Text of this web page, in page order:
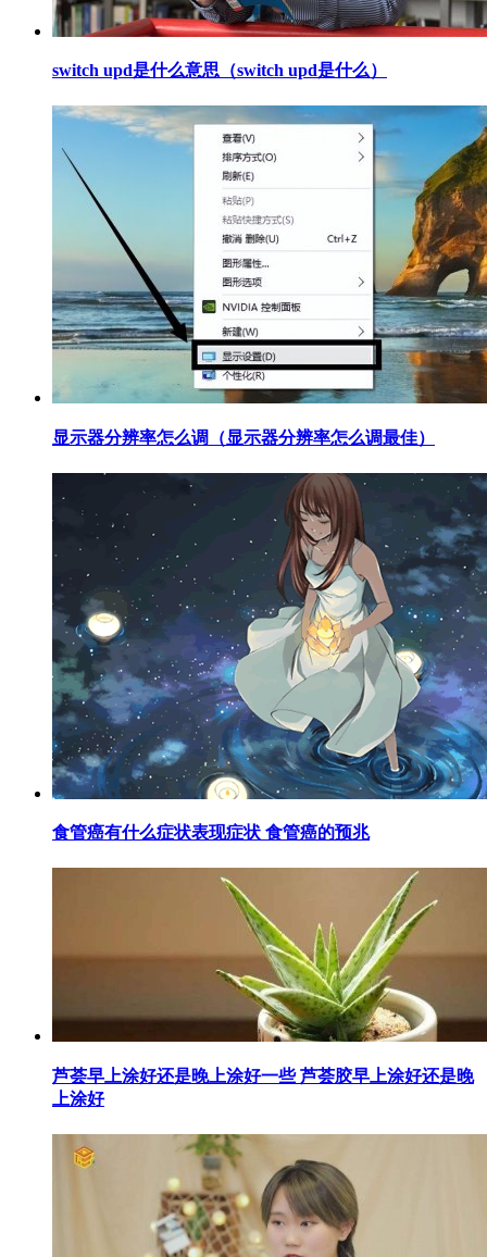
​switch upd是什么意思（switch upd是什么）
​显示器分辨率怎么调（显示器分辨率怎么调最佳）
​食管癌有什么症状表现症状 食管癌的预兆
​芦荟早上涂好还是晚上涂好一些 芦荟胶早上涂好还是晚
上涂好